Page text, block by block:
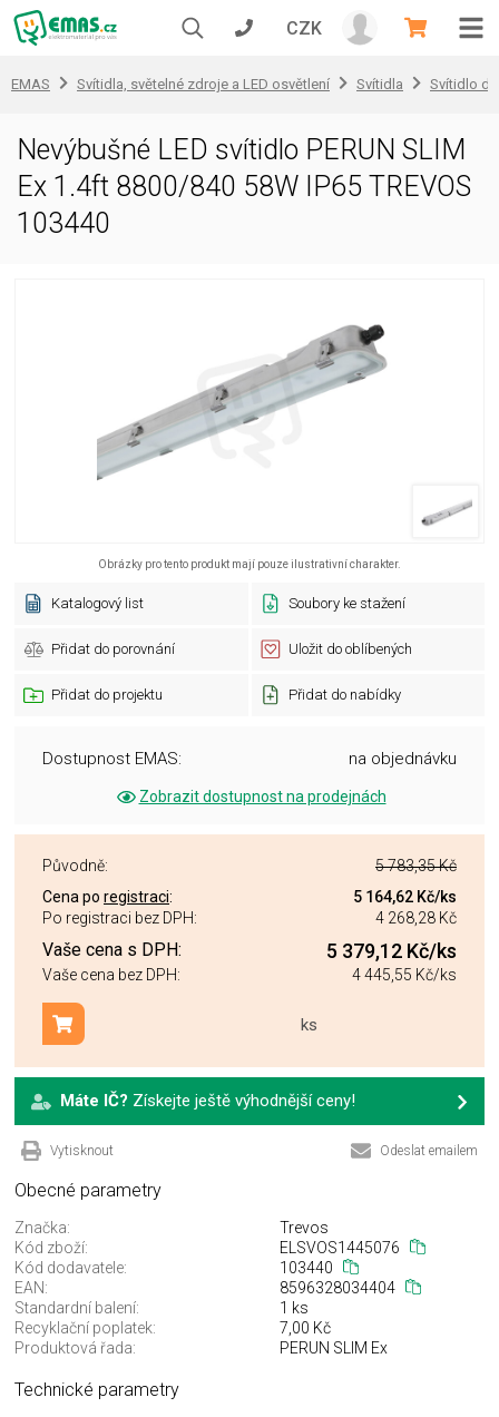
CZK
EMAS Svítidla, světelné zdroje a LED osvětlení Svítidla Svítidlo
Nevýbušné LED svítidlo PERUN SLIM
Ex 1.4ft 8800/840 58W IP65 TREVOS
103440
Obrázky pro tento produkt mají pouze ilustrativní charakter.
Katalogový list Soubory ke stažení
Přidat do porovnání Uložit do oblíbených
Přidat do projektu Přidat do nabídky
Dostupnost EMAS: na objednávku
Zobrazit dostupnost na prodejnách
Původně:
5 783,35 Kč
Cena po registraci: 5 164,62 Kč/ks
Po registraci bez DPH:
4 268,28 Kč
Vaše cena s DPH: 5 379,12 Kč/ks
Vaše cena bez DPH: 4 445,55 Kč/ks
ks
Přidat do košíku
Máte IČ? Získejte ještě výhodnější ceny!
Vytisknout Odeslat emailem
Obecné parametry
Značka:
Trevos
Kód zboží:
ELSVOS1445076
Kód dodavatele:
103440
EAN:
8596328034404
Standardní balení:
1 ks
Recyklační poplatek:
7,00 Kč
Produktová řada:
PERUN SLIM Ex
Technické parametry